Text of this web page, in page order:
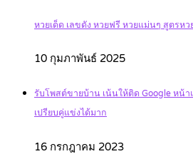
หวยเด็ด เลขดัง หวยฟรี หวยแม่นๆ สูตรห
10 กุมภาพันธ์ 2025
รับโพสต์ขายบ้าน เน้นให้ติด Google หน้
เปรียบคู่แข่งได้มาก
16 กรกฎาคม 2023